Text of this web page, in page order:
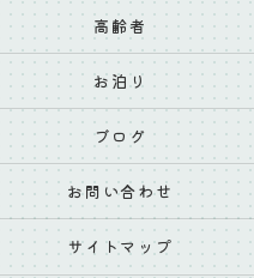
高齢者
お泊り
ブログ
お問い合わせ
サイトマップ